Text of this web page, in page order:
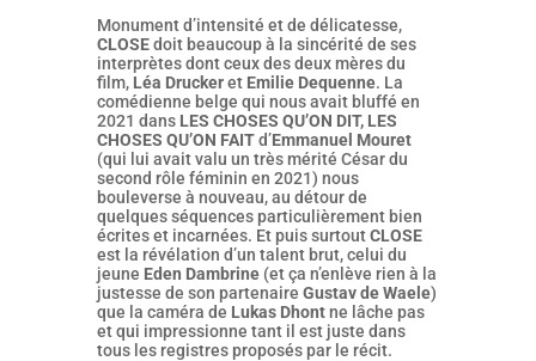
Monument d’intensité et de délicatesse,
CLOSEdoit beaucoup à la sincérité de ses
interprètes dont ceux des deux mères du
film, Léa Druckeret Emilie Dequenne. La
comédienne belge qui nous avait bluffé en
2021 dans LES CHOSES QU’ON DIT, LES
CHOSES QU’ON FAITd’Emmanuel Mouret
(qui lui avait valu un très mérité César du
second rôle féminin en 2021) nous
bouleverse à nouveau, au détour de
quelques séquences particulièrement bien
écrites et incarnées. Et puis surtoutCLOSE
est la révélation d’un talent brut, celui du
jeune Eden Dambrine(et ça n’enlève rien à la
justesse de son partenaire Gustav de Waele)
que la caméra de Lukas Dhontne lâche pas
et qui impressionne tant il est juste dans
tous les registres proposés par le récit.